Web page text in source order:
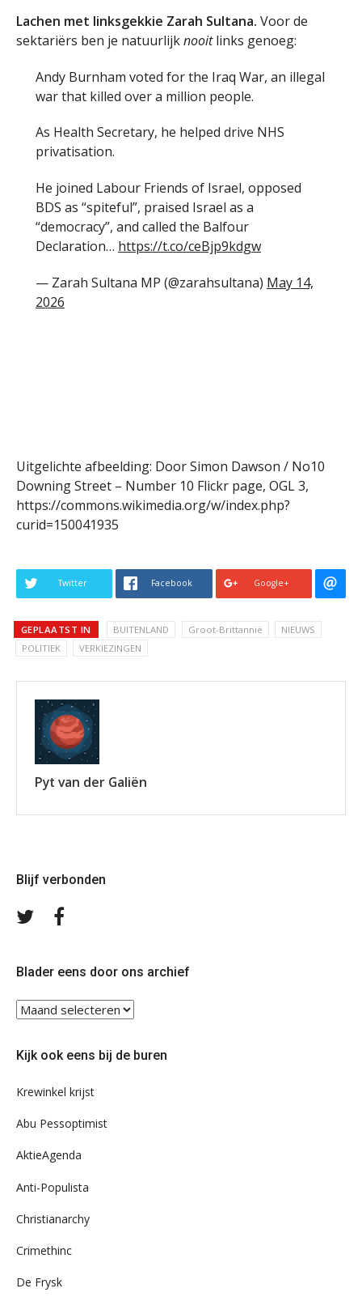
Lachen met linksgekkie Zarah Sultana. Voor de
sektariërs ben je natuurlijknooitlinks genoeg:
Andy Burnham voted for the Iraq War, an illegal
war that killed over a million people.
As Health Secretary, he helped drive NHS
privatisation.
He joined Labour Friends of Israel, opposed
BDS as “spiteful”, praised Israel as a
“democracy”, and called the Balfour
Declaration… https://t.co/ceBjp9kdgw
— Zarah Sultana MP (@zarahsultana) May 14,
2026
Uitgelichte afbeelding: Door Simon Dawson / No10
Downing Street – Number 10 Flickr page, OGL 3,
https://commons.wikimedia.org/w/index.php?
curid=150041935
Twitter Facebook Google+
GEPLAATST IN BUITENLAND Groot-Brittannië
NIEUWS
POLITIEK
VERKIEZINGEN
Pyt van der Galiën
Blijf verbonden
Volg
Blader eens door ons archief
Blader
eens
ons
Kijk ook eens bij de buren
Krewinkel krijst
Abu Pessoptimist
AktieAgenda
Anti-Populista
Christianarchy
Crimethinc
De Frysk